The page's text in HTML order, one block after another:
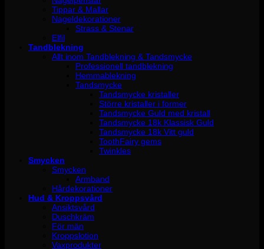
Tippar & Mallar
Nageldekorationer
Strass & Stenar
Elfil
Tandblekning
Allt inom Tandblekning & Tandsmycke
Professionell tandblekning
Hemmablekning
Tandsmycke
Tandsmycke kristaller
Större kristaller i former
Tandsmycke Guld med kristall
Tandsmycke 18k Klassisk Guld
Tandsmycke 18k Vitt guld
ToothFairy gems
Twinkles
Smycken
Smycken
Armband
Hårdekorationer
Hud & Kroppsvård
Ansiktsvård
Duschkräm
För män
Kroppslotion
Vaxprodukter